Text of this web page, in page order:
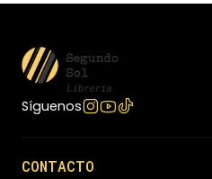
Síguenos
CONTACTO